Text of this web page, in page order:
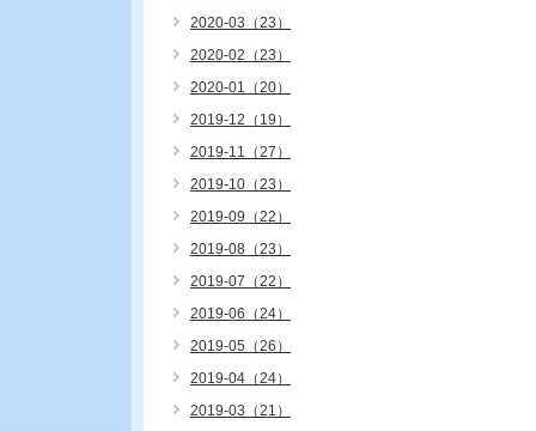
2020-03（23）
2020-02（23）
2020-01（20）
2019-12（19）
2019-11（27）
2019-10（23）
2019-09（22）
2019-08（23）
2019-07（22）
2019-06（24）
2019-05（26）
2019-04（24）
2019-03（21）